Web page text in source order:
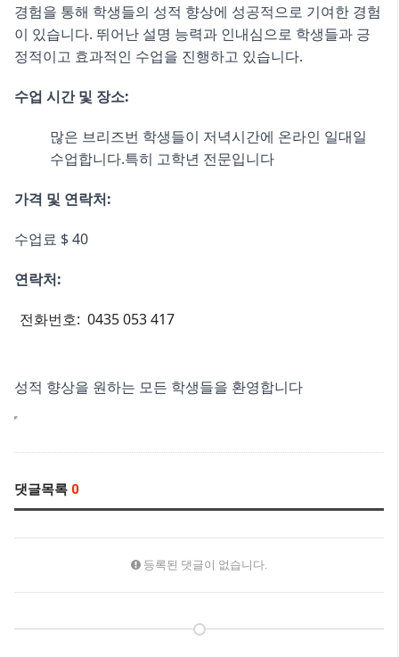
경험을 통해 학생들의 성적 향상에 성공적으로 기여한 경험
이 있습니다. 뛰어난 설명 능력과 인내심으로 학생들과 긍
정적이고 효과적인 수업을 진행하고 있습니다.
수업 시간 및 장소:
많은 브리즈번 학생들이 저녁시간에 온라인 일대일
수업합니다.특히 고학년 전문입니다
가격 및 연락처:
수업료 $ 40
연락처:
전화번호: 0435 053 417
성적 향상을 원하는 모든 학생들을 환영합니다
댓글목록 0
등록된 댓글이 없습니다.